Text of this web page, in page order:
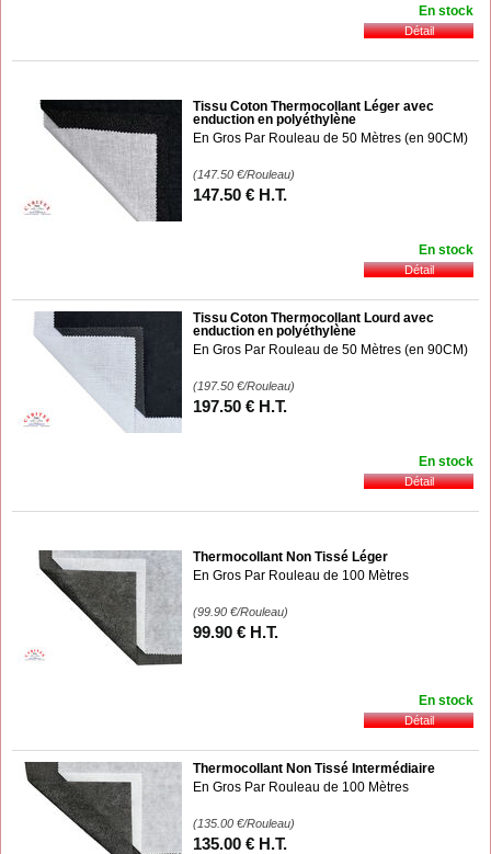
En stock
Tissu Coton Thermocollant Léger avec
enduction en polyéthylène
En Gros Par Rouleau de 50 Mètres (en 90CM)
(147.50 €/Rouleau)
147.50 € H.T.
En stock
Tissu Coton Thermocollant Lourd avec
enduction en polyéthylène
En Gros Par Rouleau de 50 Mètres (en 90CM)
(197.50 €/Rouleau)
197.50 € H.T.
En stock
Thermocollant Non Tissé Léger
En Gros Par Rouleau de 100 Mètres
(99.90 €/Rouleau)
99.90 € H.T.
En stock
Thermocollant Non Tissé Intermédiaire
En Gros Par Rouleau de 100 Mètres
(135.00 €/Rouleau)
135.00 € H.T.